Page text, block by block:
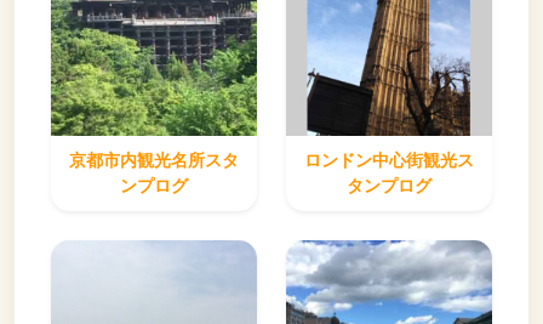
京都市内観光名所スタ
ンプログ
ロンドン中心街観光ス
タンプログ